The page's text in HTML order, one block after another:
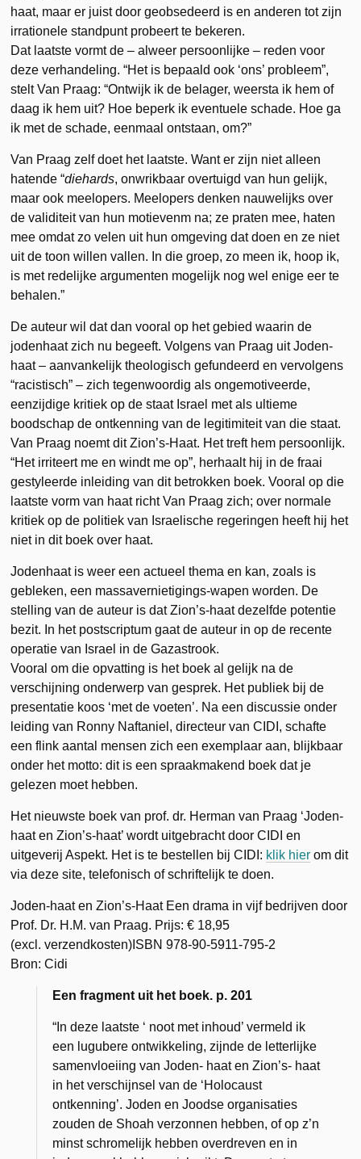
haat, maar er juist door geobsedeerd is en anderen tot zijn
irrationele standpunt probeert te bekeren.
Dat laatste vormt de – alweer persoonlijke – reden voor
deze verhandeling. “Het is bepaald ook ‘ons’ probleem”,
stelt Van Praag: “Ontwijk ik de belager, weersta ik hem of
daag ik hem uit? Hoe beperk ik eventuele schade. Hoe ga
ik met de schade, eenmaal ontstaan, om?”
Van Praag zelf doet het laatste. Want er zijn niet alleen
hatende “diehards, onwrikbaar overtuigd van hun gelijk,
maar ook meelopers. Meelopers denken nauwelijks over
de validiteit van hun motievenm na; ze praten mee, haten
mee omdat zo velen uit hun omgeving dat doen en ze niet
uit de toon willen vallen. In die groep, zo meen ik, hoop ik,
is met redelijke argumenten mogelijk nog wel enige eer te
behalen.”
De auteur wil dat dan vooral op het gebied waarin de
jodenhaat zich nu begeeft. Volgens van Praag uit Joden-
haat – aanvankelijk theologisch gefundeerd en vervolgens
“racistisch” – zich tegenwoordig als ongemotiveerde,
eenzijdige kritiek op de staat Israel met als ultieme
boodschap de ontkenning van de legitimiteit van die staat.
Van Praag noemt dit Zion’s-Haat. Het treft hem persoonlijk.
“Het irriteert me en windt me op”, herhaalt hij in de fraai
gestyleerde inleiding van dit betrokken boek. Vooral op die
laatste vorm van haat richt Van Praag zich; over normale
kritiek op de politiek van Israelische regeringen heeft hij het
niet in dit boek over haat.
Jodenhaat is weer een actueel thema en kan, zoals is
gebleken, een massavernietigings-wapen worden. De
stelling van de auteur is dat Zion’s-haat dezelfde potentie
bezit. In het postscriptum gaat de auteur in op de recente
operatie van Israel in de Gazastrook.
Vooral om die opvatting is het boek al gelijk na de
verschijning onderwerp van gesprek. Het publiek bij de
presentatie koos ‘met de voeten’. Na een discussie onder
leiding van Ronny Naftaniel, directeur van CIDI, schafte
een flink aantal mensen zich een exemplaar aan, blijkbaar
onder het motto: dit is een spraakmakend boek dat je
gelezen moet hebben.
Het nieuwste boek van prof. dr. Herman van Praag ‘Joden-
haat en Zion’s-haat’ wordt uitgebracht door CIDI en
uitgeverij Aspekt. Het is te bestellen bij CIDI: klik hier om dit
via deze site, telefonisch of schriftelijk te doen.
Joden-haat en Zion’s-Haat Een drama in vijf bedrijven door
Prof. Dr. H.M. van Praag. Prijs: € 18,95
(excl. verzendkosten)ISBN 978-90-5911-795-2
Bron: Cidi
Een fragment uit het boek. p. 201
“In deze laatste ‘ noot met inhoud’ vermeld ik
een lugubere ontwikkeling, zijnde de letterlijke
samenvloeiing van Joden- haat en Zion’s- haat
in het verschijnsel van de ‘Holocaust
ontkenning’. Joden en Joodse organisaties
zouden de Shoah verzonnen hebben, of op z’n
minst schromelijk hebben overdreven en in